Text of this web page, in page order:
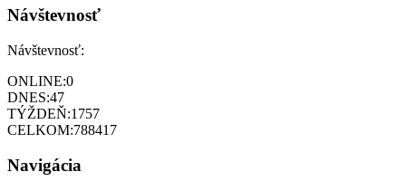
Návštevnosť
Návštevnosť:
ONLINE:0
DNES:47
TÝŽDEŇ:1757
CELKOM:788417
Navigácia